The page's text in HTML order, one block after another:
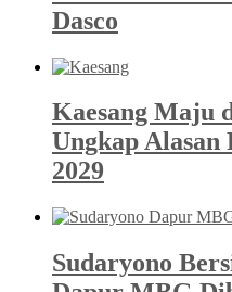
Dasco
Kaesang Maju
Ungkap
2029
Sudaryono